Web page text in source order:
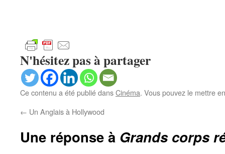
N'hésitez pas à partager
Ce contenu a été publié dansCinéma. Vous pouvez le mettre
← Un Anglais à Hollywood
Une réponse à Grands corps